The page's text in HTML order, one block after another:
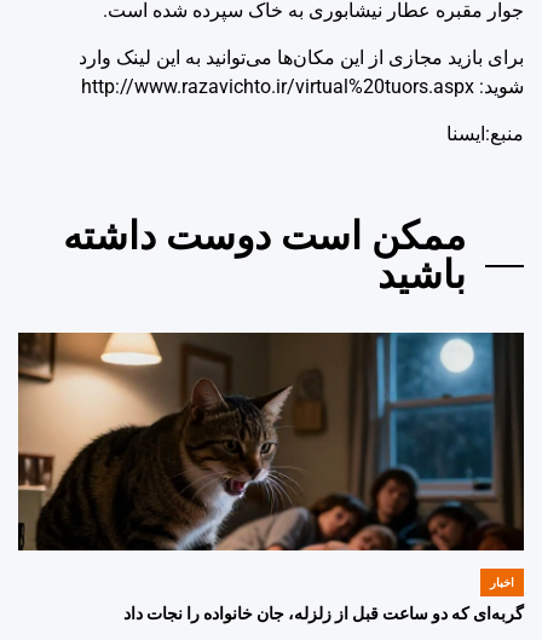
جوار مقبره عطار نیشابوری به خاک سپرده‌ شده است.
برای بازید مجازی از این مکان‌ها می‌توانید به این لینک وارد
شوید: http://www.razavichto.ir/virtual%20tuors.aspx
منبع:ایسنا
ممکن است دوست داشته
باشید
POSTED
IN
اخبار
گربه‌ای که دو ساعت قبل از زلزله، جان خانواده را نجات داد